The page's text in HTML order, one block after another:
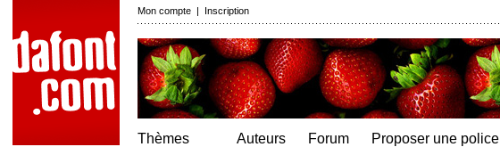
Mon compte | Inscription
Thèmes
Auteurs
Forum
Proposer une police